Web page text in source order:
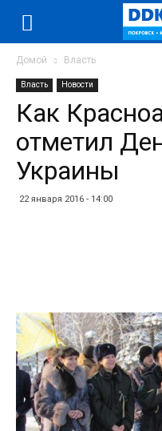
Домой Власть
Власть Новости
Как
отметил
Украины
22 января 2016 - 14:00